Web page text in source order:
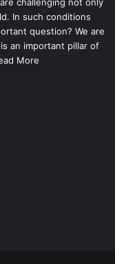
In such conditions
question? We are
an important pillar of
More